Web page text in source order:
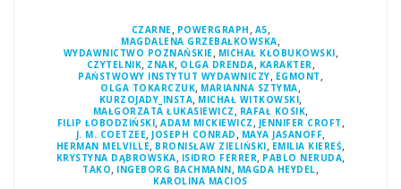
CZARNE, POWERGRAPH , A5,
MAGDALENA GRZEBAŁKOWSKA,
WYDAWNICTWO POZNAŃSKIE, MICHAŁ KŁOBUKOWSKI,
CZYTELNIK, ZNAK, OLGA DRENDA, KARAKTER,
PAŃSTWOWY INSTYTUT WYDAWNICZY, EGMONT ,
OLGA TOKARCZUK, MARIANNA SZTYMA,
KURZOJADY_INSTA, MICHAŁ WITKOWSKI,
MAŁGORZATA ŁUKASIEWICZ , RAFAŁ KOSIK,
FILIP ŁOBODZIŃSKI, ADAM MICKIEWICZ , JENNIFER CROFT ,
J. M. COETZEE, JOSEPH CONRAD , MAYA JASANOFF,
HERMAN MELVILLE, BRONISŁAW ZIELIŃSKI, EMILIA KIEREŚ,
KRYSTYNA DĄBROWSKA, ISIDRO FERRER, PABLO NERUDA,
TAKO, INGEBORG BACHMANN, MAGDA HEYDEL,
KAROLINA MACIOS